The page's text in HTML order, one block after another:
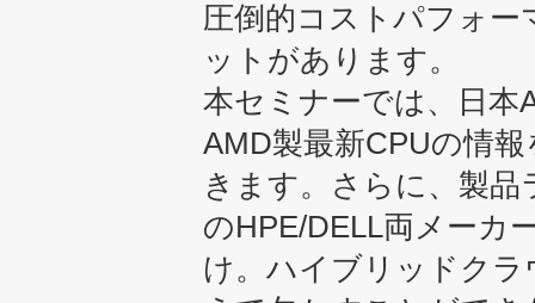
圧倒的コストパフォ
ットがあります。
本セミナーでは、日本
AMD製最新CPUの情
きます。さらに、製
のHPE/DELL両メーカ
け。ハイブリッドク